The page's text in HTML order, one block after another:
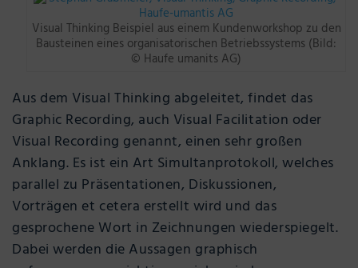
Visual Thinking Beispiel aus einem Kundenworkshop zu den
Bausteinen eines organisatorischen Betriebssystems (Bild:
© Haufe umanits AG)
Aus dem Visual Thinking abgeleitet, findet das
Graphic Recording, auch Visual Facilitation oder
Visual Recording genannt, einen sehr großen
Anklang. Es ist ein Art Simultanprotokoll, welches
parallel zu Präsentationen, Diskussionen,
Vorträgen et cetera erstellt wird und das
gesprochene Wort in Zeichnungen wiederspiegelt.
Dabei werden die Aussagen graphisch